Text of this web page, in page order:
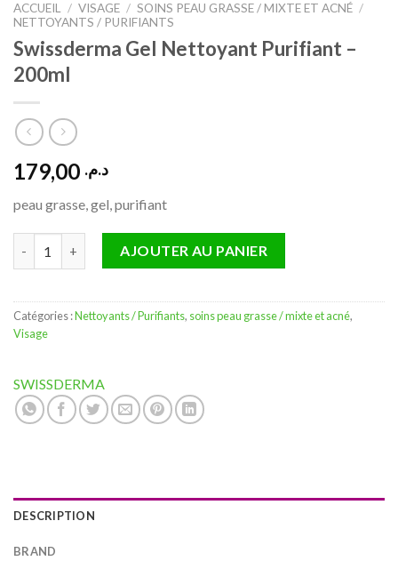
ACCUEIL / VISAGE / SOINS PEAU GRASSE / MIXTE ET ACNÉ /
NETTOYANTS / PURIFIANTS
Swissderma Gel Nettoyant Purifiant –
200ml
د.م.
peau grasse, gel, purifiant
AJOUTER AU PANIER
Catégories :Nettoyants / Purifiants, soins peau grasse / mixte et acné,
Visage
SWISSDERMA
DESCRIPTION
BRAND